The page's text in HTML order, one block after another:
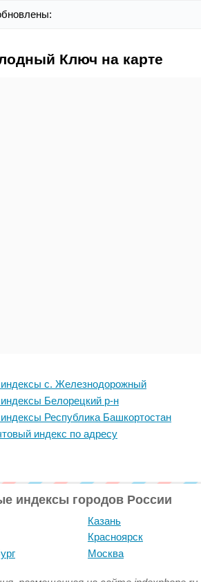
Ключ на карте
с. Железнодорожный
Белорецкий р-н
Республика Башкортостан
индекс по адресу
индексы городов России
Казань
Красноярск
Москва